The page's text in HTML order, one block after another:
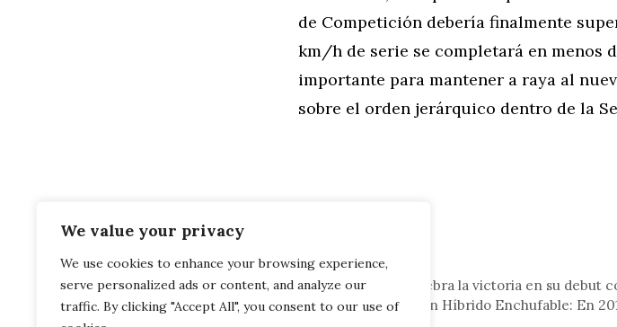
We value your privacy
We use cookies to enhance your browsing experience,
serve personalized ads or content, and analyze our
traffic. By clicking "Accept All", you consent to our use of
de Competición debería finalmente
km/h de serie se completará en menos
importante para mantener a raya al
sobre el orden jerárquico dentro de la
Categorías
General,Motor
Alex Zanardi celebra la victoria en su debut
MINI Countryman Híbrido Enchufable: En